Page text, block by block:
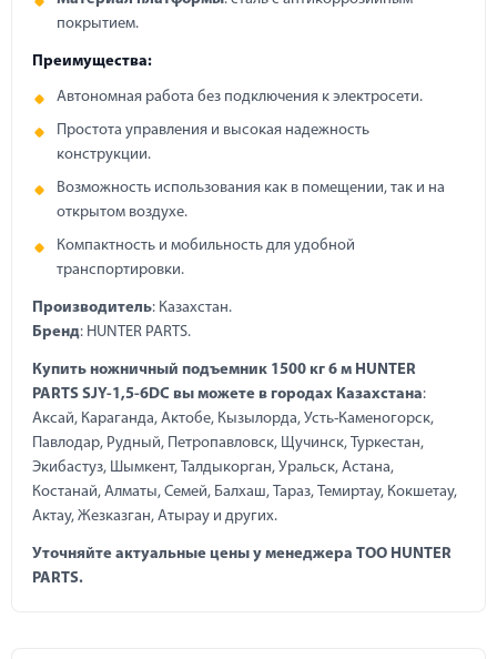
покрытием.
Преимущества:
Автономная работа без подключения к электросети.
Простота управления и высокая надежность
конструкции.
Возможность использования как в помещении, так и на
открытом воздухе.
Компактность и мобильность для удобной
транспортировки.
Производитель: Казахстан.
Бренд: HUNTER PARTS.
Купить ножничный подъемник 1500 кг 6 м HUNTER
PARTS SJY-1,5-6DC вы можете в городах Казахстана:
Аксай, Караганда, Актобе, Кызылорда, Усть-Каменогорск,
Павлодар, Рудный, Петропавловск, Щучинск, Туркестан,
Экибастуз, Шымкент, Талдыкорган, Уральск, Астана,
Костанай, Алматы, Семей, Балхаш, Тараз, Темиртау, Кокшетау,
Актау, Жезказган, Атырау и других.
Уточняйте актуальные цены у менеджера ТОО HUNТER
PARTS.